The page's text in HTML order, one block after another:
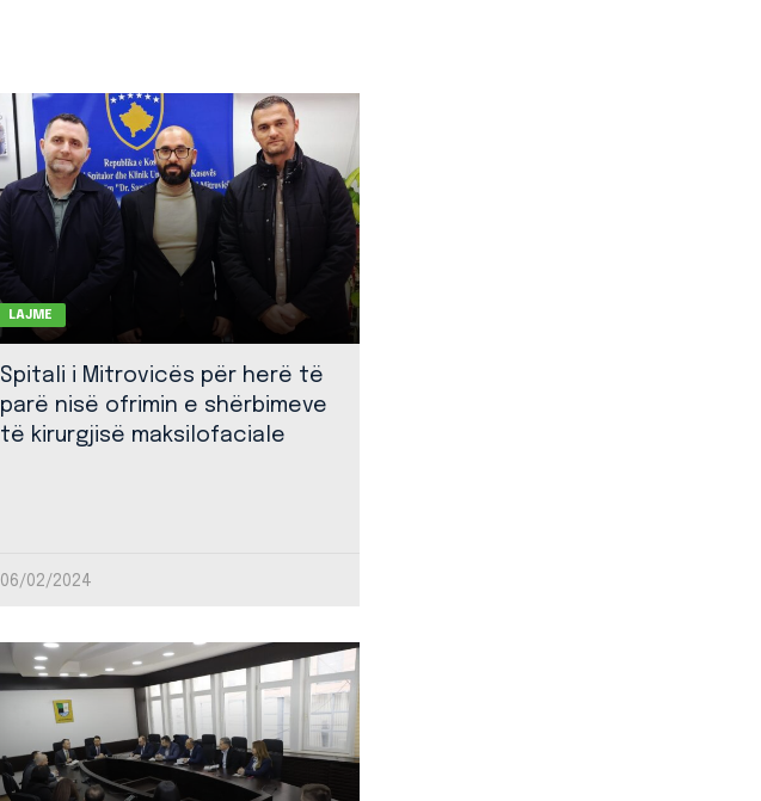
LAJME
Spitali i Mitrovicës për herë të
parë nisë ofrimin e shërbimeve
të kirurgjisë maksilofaciale
06/02/2024